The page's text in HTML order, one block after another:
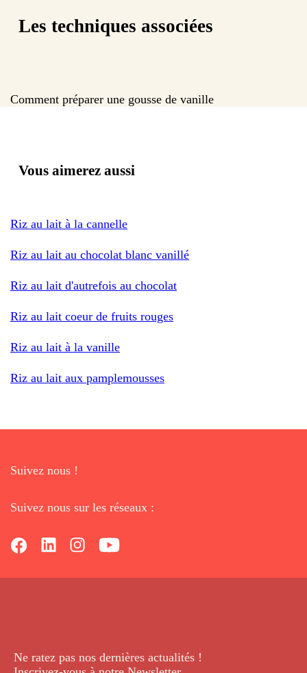
Les techniques associées
Comment préparer une gousse de vanille
Vous aimerez aussi
Riz au lait à la cannelle
Riz au lait au chocolat blanc vanillé
Riz au lait d'autrefois au chocolat
Riz au lait coeur de fruits rouges
Riz au lait à la vanille
Riz au lait aux pamplemousses
Suivez nous !
Suivez nous sur les réseaux :
Ne ratez pas nos dernières actualités !